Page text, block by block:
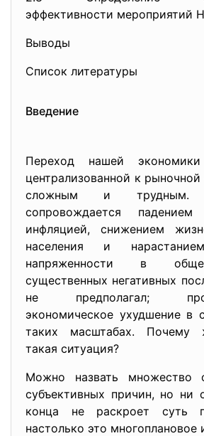
эффективности мероприятий
Выводы
Список литературы
Введение
Переход нашей
централизованной к рыночной
сложным и трудным.
сопровождается падением
инфляцией, снижением
населения и
напряженности в
существенных негативных
не предполагал;
экономическое ухудшение в
таких масштабах. Почему
такая ситуация?
Можно назвать множество
субъективных причин, но ни
конца не раскроет суть
настолько это многоплановое